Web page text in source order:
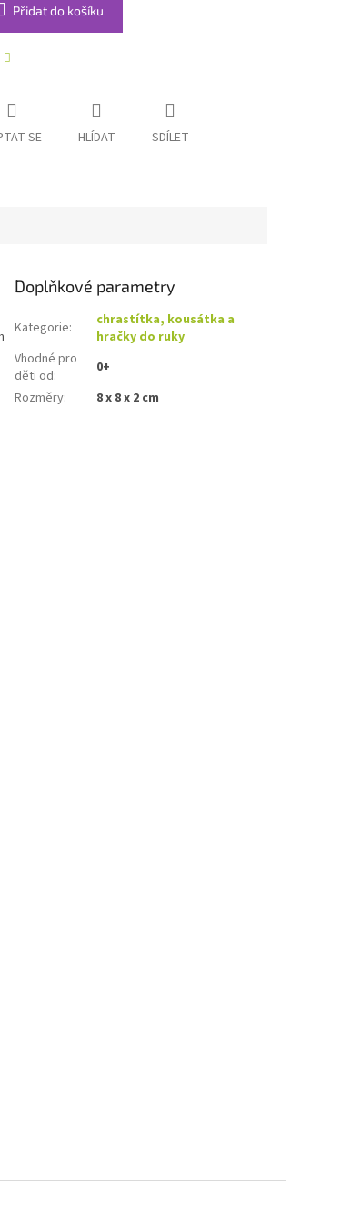
Přidat do košíku
SE HLÍDAT SDÍLET
Doplňkové parametry
Kategorie:
chrastítka, kousátka a
hračky do ruky
Vhodné pro
děti od:
0+
Rozměry: 8 x 8 x 2 cm